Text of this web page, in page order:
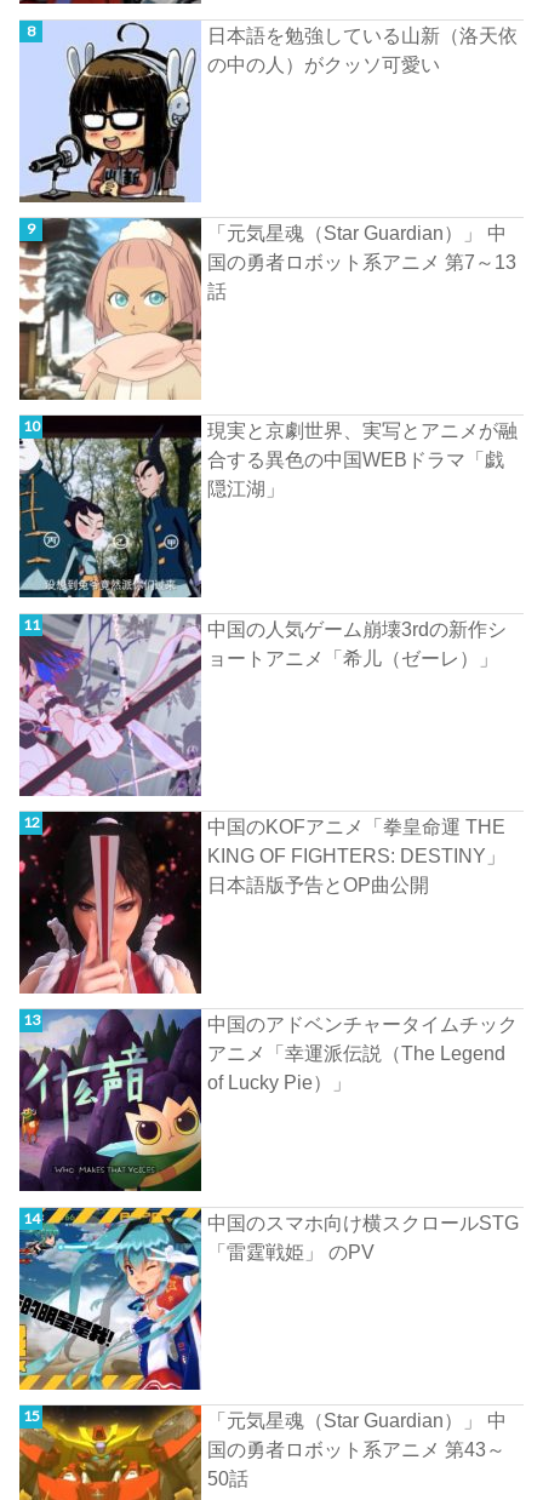
日本語を勉強している山新（洛天依
の中の人）がクッソ可愛い
「元気星魂（Star Guardian）」 中
国の勇者ロボット系アニメ 第7～13
話
現実と京劇世界、実写とアニメが融
合する異色の中国WEBドラマ「戯
隠江湖」
中国の人気ゲーム崩壊3rdの新作シ
ョートアニメ「希儿（ゼーレ）」
中国のKOFアニメ「拳皇命運 THE
KING OF FIGHTERS: DESTINY」
日本語版予告とOP曲公開
中国のアドベンチャータイムチック
アニメ「幸運派伝説（The Legend
of Lucky Pie）」
中国のスマホ向け横スクロールSTG
「雷霆戦姫」 のPV
「元気星魂（Star Guardian）」 中
国の勇者ロボット系アニメ 第43～
50話